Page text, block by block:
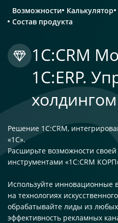
Возможности Калькулятор
Состав продукта
1С:CRM
1С:ERP.
холдингом
Решение 1C:CRM,
«1С».
Расширьте возможности своей
инструментами «1С:CRM
Используйте инновационные
на технологиях
обрабатывайте лиды из
эффективность рекламных